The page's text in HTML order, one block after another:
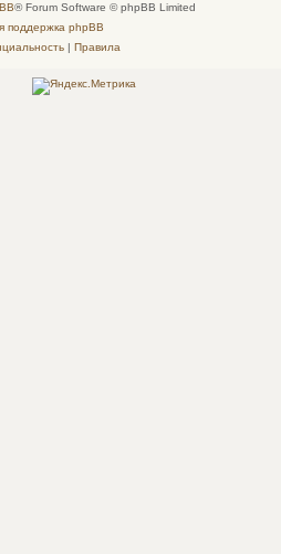
® Forum Software © phpBB Limited
поддержка phpBB
| Правила